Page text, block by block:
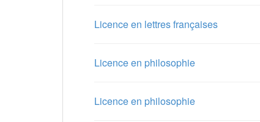
Licence en lettres françaises
Licence en philosophie
Licence en philosophie